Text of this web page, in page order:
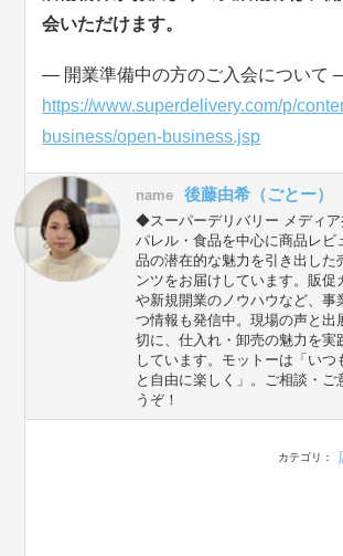
会いただけます。
― 開業準備中の方のご入会について
https://www.superdelivery.com/p/
business/open-business.jsp
name 後藤由希（ごとー）
◆スーパーデリバリー メディ
パレル・食品を中心に商品レビ
品の潜在的な魅力を引き出した
ンツをお届けしています。販促
や新規開業のノウハウなど、事
つ情報も発信中。現場の声と出
切に、仕入れ・卸売の魅力を実
しています。モットーは「いつ
と自由に楽しく」。ご相談・ご
うぞ！
カテゴリ：